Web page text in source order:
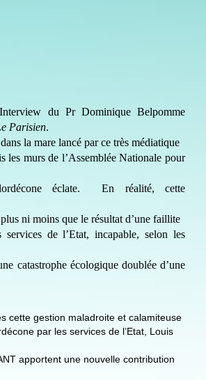
du Pr Dominique Belpomme
Parisien.
la mare lancé par ce très médiatique
les murs de l’Assemblée Nationale pour
éclate. En réalité, cette
ni moins que le résultat d’une faillite
services de l’Etat, incapable, selon les
catastrophe écologique doublée d’une
cette gestion maladroite et calamiteuse
par les services de l’Etat, Louis
apportent une nouvelle contribution